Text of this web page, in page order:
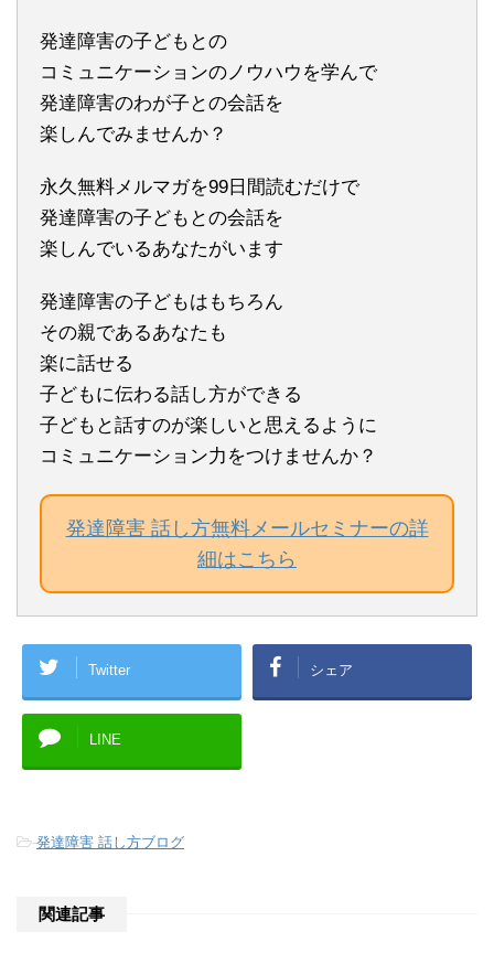
発達障害の子どもとの
コミュニケーションのノウハウを学んで
発達障害のわが子との会話を
楽しんでみませんか？
永久無料メルマガを99日間読むだけで
発達障害の子どもとの会話を
楽しんでいるあなたがいます
発達障害の子どもはもちろん
その親であるあなたも
楽に話せる
子どもに伝わる話し方ができる
子どもと話すのが楽しいと思えるように
コミュニケーション力をつけませんか？
発達障害 話し方無料メールセミナーの詳
細はこちら
Twitter シェア
LINE
-発達障害 話し方ブログ
関連記事